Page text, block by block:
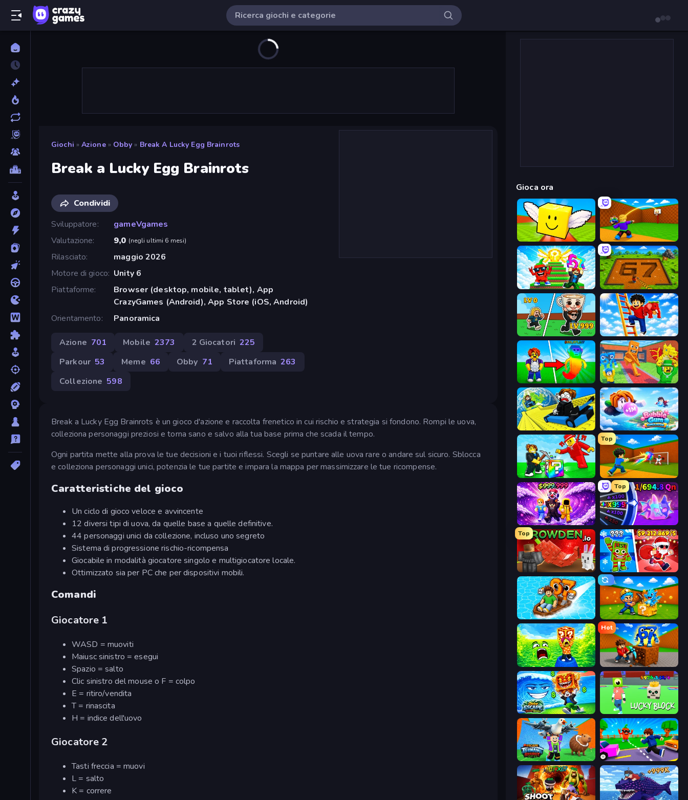
Giochi » Azione » Obby » Break A Lucky Egg Brainrots
Break a Lucky Egg Brainrots
Condividi
Sviluppatore
gameVgames
Valutazione
9,0 (negli ultimi 6 mesi)
Rilasciato
maggio 2026
Motore di gioco Unity 6
Piattaforme
Browser (desktop, mobile, tablet), App
CrazyGames (Android), App Store (iOS, Android)
Orientamento
Panoramica
Azione 701 Mobile 2373 2 Giocatori 225
Parkour 53 Meme 66 Obby 71 Piattaforma 263
Collezione 598
Break a Lucky Egg Brainrots è un gioco d'azione e raccolta frenetico in cui rischio e strategia si fondono. Rompi le uova,
colleziona personaggi preziosi e torna sano e salvo alla tua base prima che scada il tempo.
Ogni partita mette alla prova le tue decisioni e i tuoi riflessi. Scegli se puntare alle uova rare o andare sul sicuro. Sblocca
e colleziona personaggi unici, potenzia le tue partite e impara la mappa per massimizzare le tue ricompense.
Caratteristiche del gioco
Un ciclo di gioco veloce e avvincente
12 diversi tipi di uova, da quelle base a quelle definitive.
44 personaggi unici da collezione, incluso uno segreto
Sistema di progressione rischio-ricompensa
Giocabile in modalità giocatore singolo e multigiocatore locale.
Ottimizzato sia per PC che per dispositivi mobili.
Comandi
Giocatore 1
WASD = muoviti
Maiusc sinistro = esegui
Spazio = salto
Clic sinistro del mouse o F = colpo
E = ritiro/vendita
T = rinascita
H = indice dell'uovo
Giocatore 2
Tasti freccia = muovi
L = salto
K = correre
Gioca ora
Lucky Brainrot Blocks Online Throw a Lucky Block
Run and Jump for Brainrot Obby: Dig Brainrots
Brainrot Arena Online Ladder to Brainhot: Climb
Collect Brainrot Egg Catch Brainrots From Bosses
Cart Ride Danger Mount Bubble Gum Simulator
Top
Baseball For Brainrot
Obby - BrainWave
Top
Meeland.io
Top
Grow A Garden | Growden.io Plants vs Brain Zombies
Float for Brainrots Escape Cave For Brainrot
Save Memerots: Acid Lava lake
Hot
Obby: Break Rocks For Brainrots
Obby Escape from Tsunami Brainrot Lucky Block
Escape Tsunami Brainrot Robby: Cross the Road for Brainrot